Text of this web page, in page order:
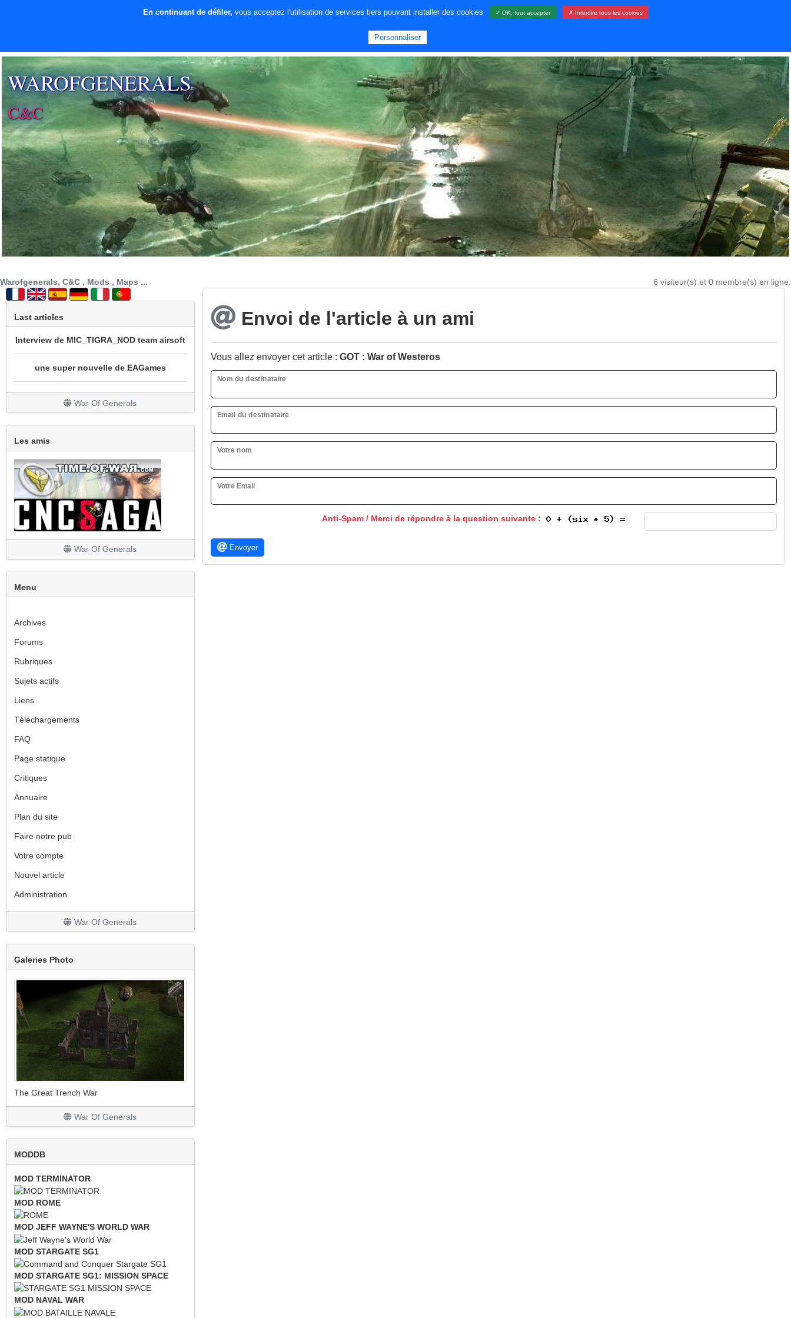
WAROFGENERALS
C&C
Warofgenerals, C&C , Mods , Maps ... 6 visiteur(s) et 0 membre(s) en ligne.
Last articles
prochainement sotie mod cnc sg1 beta 3
Interview de MIC_TIGRA_NOD team airsoft
une super nouvelle de EAGames
mod bataille navale
REPRISE DU MOD WOW
Grosse mise à jour
Le site est en travaux
Les finitions
War Of Generals
Les amis
War Of Generals
Menu
Archives
Forums
Rubriques
Sujets actifs
Liens
Téléchargements
FAQ
Page statique
Critiques
Annuaire
Plan du site
Faire notre pub
Votre compte
Nouvel article
Administration
War Of Generals
Galeries Photo
The Great Trench War
War Of Generals
MODDB
MOD TERMINATOR
MOD ROME
MOD JEFF WAYNE'S WORLD WAR
MOD STARGATE SG1
MOD STARGATE SG1: MISSION SPACE
MOD NAVAL WAR
Envoi de l'article à un ami
Vous allez envoyer cet article :GOT : War of Westeros
Nom du destinataire
Email du destinataire
Votre nom
Votre Email
Anti-Spam / Merci de répondre à la question suivante :
Envoyer
En continuant de défiler, vous acceptez l'utilisation de services tiers pouvant installer des cookies ✓ OK, tout accepter ✗ Interdire tous les cookies
Personnaliser